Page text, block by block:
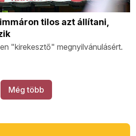
tilos azt állítani,
"kirekesztő" megnyilvánulásért.
Még több